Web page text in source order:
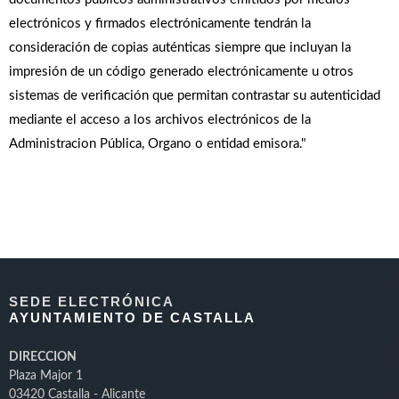
electrónicos y firmados electrónicamente tendrán la
consideración de copias auténticas siempre que incluyan la
impresión de un código generado electrónicamente u otros
sistemas de verificación que permitan contrastar su autenticidad
mediante el acceso a los archivos electrónicos de la
Administracion Pública, Organo o entidad emisora."
SEDE ELECTRÓNICA
AYUNTAMIENTO DE CASTALLA
DIRECCION
Plaza Major 1
03420 Castalla - Alicante